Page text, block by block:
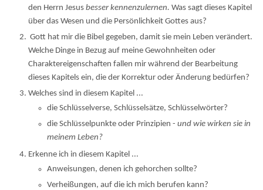
den Herrn Jesusbesser kennenzulernen. Was sagt dieses Kapitel
über das Wesen und die Persönlichkeit Gottes aus?
Gott hat mir die Bibel gegeben, damit sie mein Leben verändert.
Welche Dinge in Bezug auf meine Gewohnheiten oder
Charaktereigenschaften fallen mir während der Bearbeitung
dieses Kapitels ein, die der Korrektur oder Änderung bedürfen?
Welches sind in diesem Kapitel ...
die Schlüsselverse, Schlüsselsätze, Schlüsselwörter?
die Schlüsselpunkte oder Prinzipien -und wie wirken sie in
meinem Leben?
Erkenne ich in diesem Kapitel ...
Anweisungen, denen ich gehorchen sollte?
Verheißungen, auf die ich mich berufen kann?